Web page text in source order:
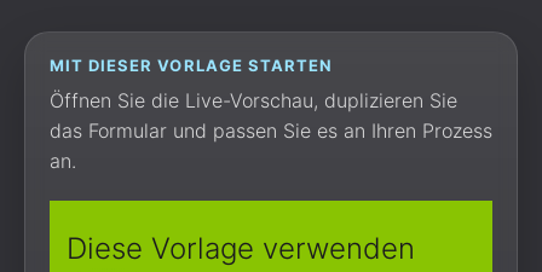
MIT DIESER VORLAGE STARTEN
Öffnen Sie die Live-Vorschau, duplizieren Sie
das Formular und passen Sie es an Ihren Prozess
an.
Diese Vorlage verwenden